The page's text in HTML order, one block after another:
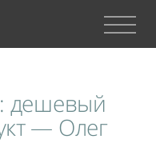
дешевый
— Олег